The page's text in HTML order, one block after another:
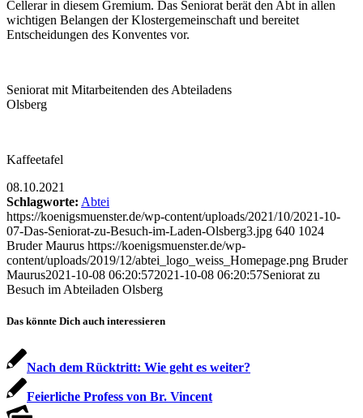
Cellerar in diesem Gremium. Das Seniorat berät den Abt in allen
wichtigen Belangen der Klostergemeinschaft und bereitet
Entscheidungen des Konventes vor.
Seniorat mit Mitarbeitenden des Abteiladens
Olsberg
Kaffeetafel
08.10.2021
Schlagworte: Abtei
https://koenigsmuenster.de/wp-content/uploads/2021/10/2021-10-
07-Das-Seniorat-zu-Besuch-im-Laden-Olsberg3.jpg 640 1024
Bruder Maurus https://koenigsmuenster.de/wp-
content/uploads/2019/12/abtei_logo_weiss_Homepage.png Bruder
Maurus2021-10-08 06:20:572021-10-08 06:20:57Seniorat zu
Besuch im Abteiladen Olsberg
Das könnte Dich auch interessieren
Nach dem Rücktritt: Wie geht es weiter?
Feierliche Profess von Br. Vincent